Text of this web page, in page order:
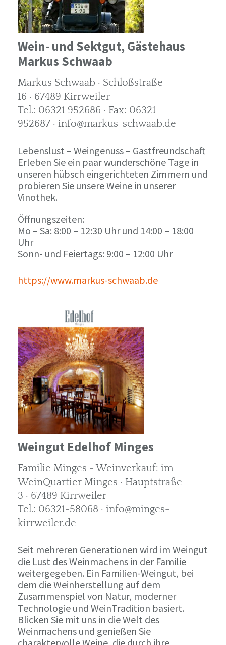
Wein- und Sektgut, Gästehaus
Markus Schwaab
Markus Schwaab · Schloßstraße
16 · 67489 Kirrweiler
Tel.: 06321 952686 · Fax: 06321
952687 · info@markus-schwaab.de
Lebenslust – Weingenuss – Gastfreundschaft
Erleben Sie ein paar wunderschöne Tage in
unseren hübsch eingerichteten Zimmern und
probieren Sie unsere Weine in unserer
Vinothek.
Öffnungszeiten:
Mo – Sa: 8:00 – 12:30 Uhr und 14:00 – 18:00
Uhr
Sonn- und Feiertags: 9:00 – 12:00 Uhr
https://www.markus-schwaab.de
Weingut Edelhof Minges
Familie Minges - Weinverkauf: im
WeinQuartier Minges · Hauptstraße
3 · 67489 Kirrweiler
Tel.: 06321-58068 · info@minges-
kirrweiler.de
Seit mehreren Generationen wird im Weingut
die Lust des Weinmachens in der Familie
weitergegeben. Ein Familien-Weingut, bei
dem die Weinherstellung auf dem
Zusammenspiel von Natur, moderner
Technologie und WeinTradition basiert.
Blicken Sie mit uns in die Welt des
Weinmachens und genießen Sie